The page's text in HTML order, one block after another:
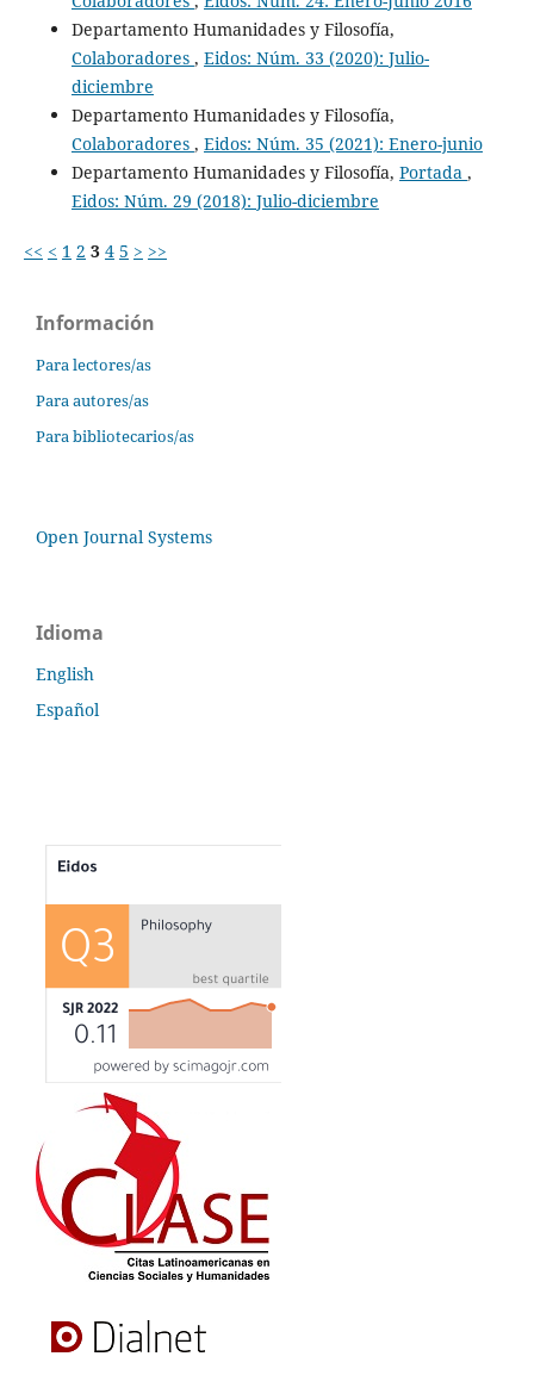
Departamento Humanidades y Filosofía,
Colaboradores , Eidos: Núm. 33 (2020): Julio-
diciembre
Departamento Humanidades y Filosofía,
Colaboradores , Eidos: Núm. 35 (2021): Enero-junio
Departamento Humanidades y Filosofía, Portada ,
Eidos: Núm. 29 (2018): Julio-diciembre
<< < 1 2 3 4 5 > >>
Información
Para lectores/as
Para autores/as
Para bibliotecarios/as
Open Journal Systems
Idioma
English
Español